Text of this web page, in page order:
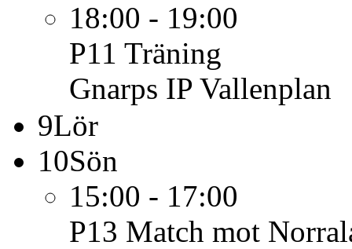
18:00 - 19:00
P11 Träning
Gnarps IP Vallenplan
9Lör
10Sön
15:00 - 17:00
P13 Match mot